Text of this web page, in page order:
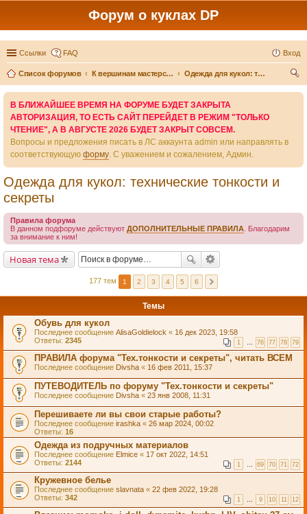
Форум о куклах DP
Ссылки FAQ Вход
Список форумов К вершинам мастерства - вместе
Одежда для кукол: технические тонкости и секреты
В БЛИЖАЙШЕЕ ВРЕМЯ НА ФОРУМЕ БУДЕТ ЗАКРЫТА
АВТОРИЗАЦИЯ, ТО ЕСТЬ САЙТ ПЕРЕЙДЕТ В РЕЖИМ "ТОЛЬКО
ЧТЕНИЕ", А В АВГУСТЕ 2026 БУДЕТ ЗАКРЫТ СОВСЕМ.
Вопросы и предложения писать в ЛС аккаунта admin или направлять в
соответствующую форму. С уважением и сожалением, Админ.
Одежда для кукол: технические тонкости и
секреты
Правила форума
В данном подфоруме действуют ДОПОЛНИТЕЛЬНЫЕ ПРАВИЛА . Благодарим
за внимание к ним!
Новая тема
177 тем 1 2 3 4 5 6
Темы
Обувь для кукол
Последнее сообщение AlisaGoldielock « 16 дек 2023, 19:58
Ответы: 2345 1 … 76 77 78 79
ПРАВИЛА форума "Тех.тонкости и секреты", читать ВСЕМ
Последнее сообщение Divsha « 16 фев 2011, 15:37
ПУТЕВОДИТЕЛЬ по форуму "Тех.тонкости и секреты"
Последнее сообщение Divsha « 23 янв 2008, 11:31
Перешиваете ли вы свои старые работы?
Последнее сообщение irashka « 26 мар 2024, 00:02
Ответы: 16
Одежда из подручных материалов
Последнее сообщение Elmice « 17 окт 2022, 14:51
Ответы: 2144 1 … 69 70 71 72
Кружевное белье
Последнее сообщение slavnata « 22 фев 2022, 19:28
Ответы: 342 1 … 9 10 11 12